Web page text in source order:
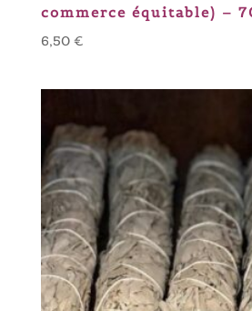
commerce équitable) –
6,50 €